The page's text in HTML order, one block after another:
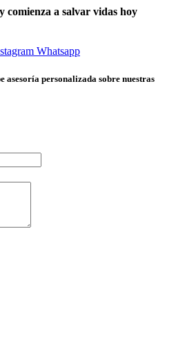
comienza a salvar vidas hoy​
Whatsapp
personalizada sobre nuestras